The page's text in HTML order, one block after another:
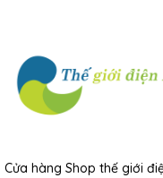
Cửa hàng Shop thế giới